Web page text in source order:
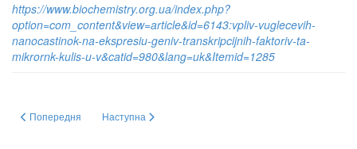
https://www.biochemistry.org.ua/index.php?
option=com_content&view=article&id=6143:vpliv-vuglecevih-
nanocastinok-na-ekspresiu-geniv-transkripcijnih-faktoriv-ta-
mikrornk-kulis-u-v&catid=980&lang=uk&Itemid=1285
Попередня стаття: Справа про 17 мільйонів
Попередня Наступна стаття: Дослідження структури та функцій
Наступна